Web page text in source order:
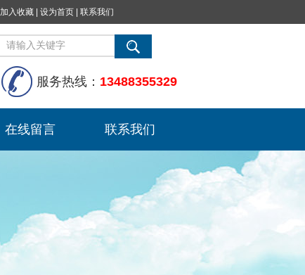
加入收藏 设为首页 联系我们
服务热线： 13488355329
在线留言 联系我们